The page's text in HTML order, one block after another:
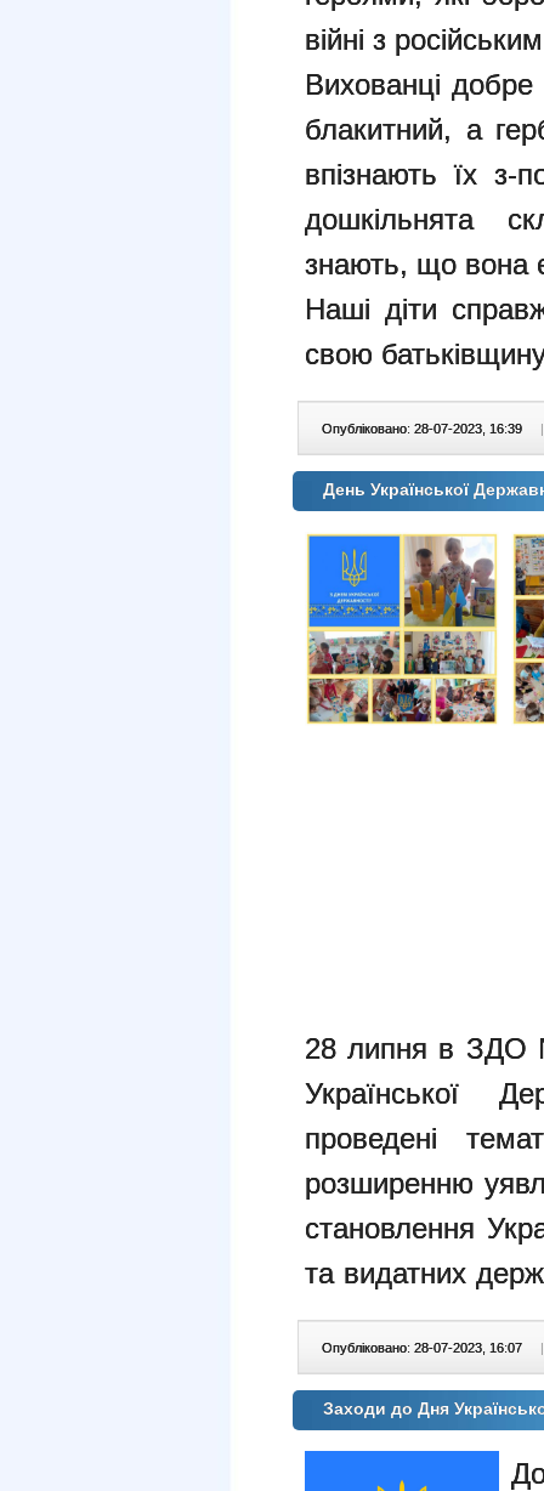
війні з
Вихованці
блакитний, а
впізнають їх з-
дошкільнята
знають, що вона
Наші діти
свою
Опубліковано: 28-07-2023, 16:39 |
День Української
28 липня в ЗДО
Української
проведені
розширенню
становлення
та видатних
Опубліковано: 28-07-2023, 16:07 |
Заходи до Дня